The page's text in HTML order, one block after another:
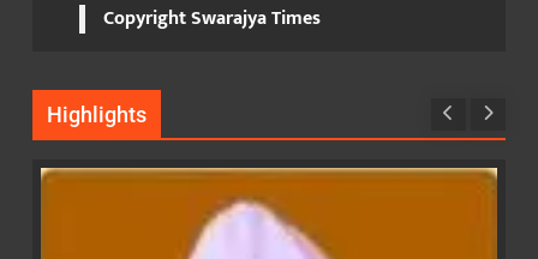
Copyright Swarajya Times
Highlights